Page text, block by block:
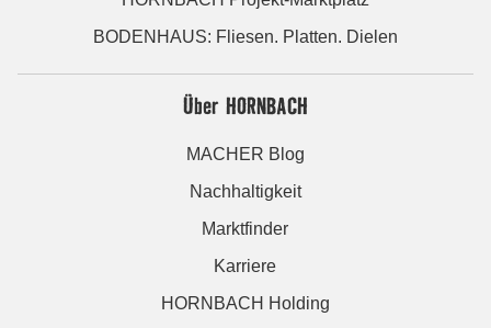
BODENHAUS: Fliesen. Platten. Dielen
Über HORNBACH
MACHER Blog
Nachhaltigkeit
Marktfinder
Karriere
HORNBACH Holding